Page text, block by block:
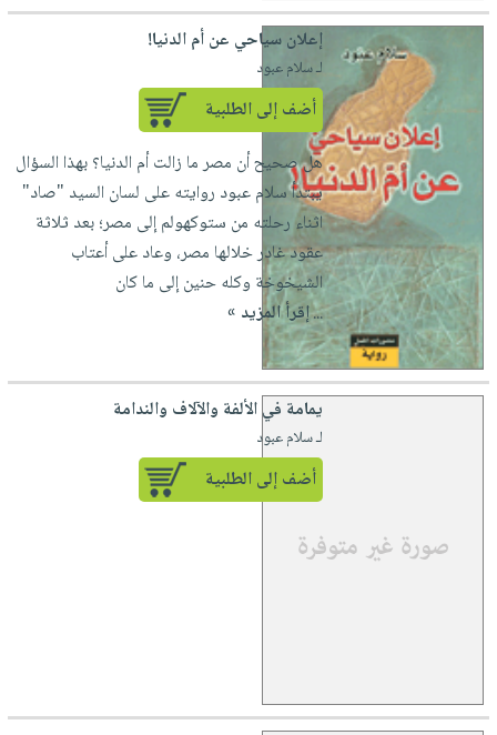
إعلان سياحي عن أم الدنيا!
لـ سلام عبود
أضف إلى الطلبية
هل صحيح أن مصر ما زالت أم الدنيا؟ بهذا السؤال
يبتدأ سلام عبود روايته على لسان السيد "صاد"
اثناء رحلته من ستوكهولم إلى مصر؛ بعد ثلاثة
عقود غادر خلالها مصر، وعاد على أعتاب
الشيخوخة وكله حنين إلى ما كان
...إقرأ المزيد »
يمامة في الألفة والآلاف والندامة
لـ سلام عبود
أضف إلى الطلبية